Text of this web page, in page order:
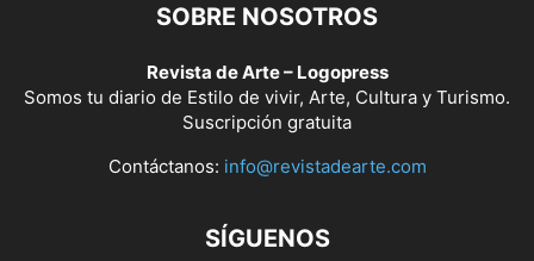
SOBRE NOSOTROS
Revista de Arte – Logopress
Somos tu diario de Estilo de vivir, Arte, Cultura y Turismo.
Suscripción gratuita
Contáctanos: info@revistadearte.com
SÍGUENOS